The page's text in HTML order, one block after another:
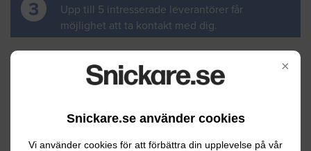
×
Snickare.se använder cookies
Vi använder cookies för att förbättra din upplevelse på vår
3
Upp till 5 intresserade leverantörer får
möjlighet att ta kontakt med dig.
Ditt för- och efternamn
Din e-postadress